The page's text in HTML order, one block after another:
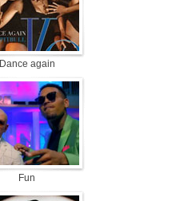
Dance again
Fun